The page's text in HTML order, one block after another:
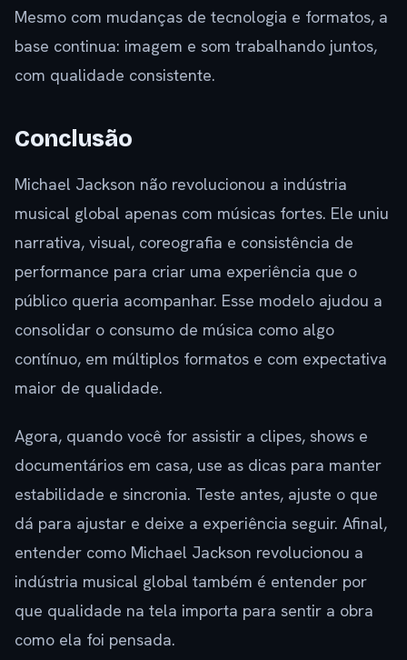
Mesmo com mudanças de tecnologia e formatos, a
base continua: imagem e som trabalhando juntos,
com qualidade consistente.
Conclusão
Michael Jackson não revolucionou a indústria
musical global apenas com músicas fortes. Ele uniu
narrativa, visual, coreografia e consistência de
performance para criar uma experiência que o
público queria acompanhar. Esse modelo ajudou a
consolidar o consumo de música como algo
contínuo, em múltiplos formatos e com expectativa
maior de qualidade.
Agora, quando você for assistir a clipes, shows e
documentários em casa, use as dicas para manter
estabilidade e sincronia. Teste antes, ajuste o que
dá para ajustar e deixe a experiência seguir. Afinal,
entender como Michael Jackson revolucionou a
indústria musical global também é entender por
que qualidade na tela importa para sentir a obra
como ela foi pensada.